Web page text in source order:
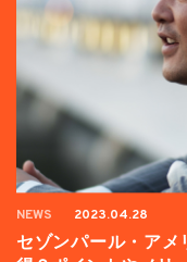
NEWS 2023.04.28
セゾンパール・アメ